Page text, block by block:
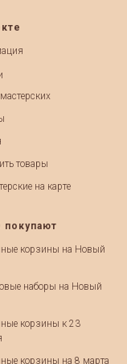
товары
на карте
корзины на Новый
наборы на Новый
корзины к 23
корзины на 8 марта